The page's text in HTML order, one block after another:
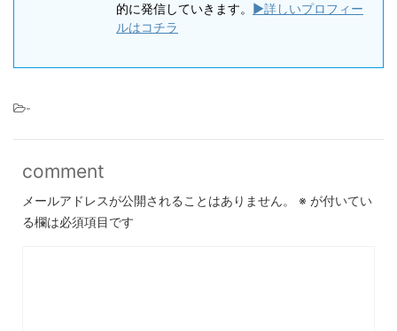
的に発信していきます。 ▶詳しいプロフィー
ルはコチラ
-
comment
メールアドレスが公開されることはありません。 ※ が付いてい
る欄は必須項目です